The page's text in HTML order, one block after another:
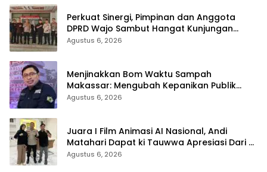
Perkuat Sinergi, Pimpinan dan Anggota
DPRD Wajo Sambut Hangat Kunjungan
Silaturahmi Kapolres Wajo yang Baru
Agustus 6, 2026
Menjinakkan Bom Waktu Sampah
Makassar: Mengubah Kepanikan Publik
Menjadi Revolusi Berbasis RT
Agustus 6, 2026
Juara I Film Animasi AI Nasional, Andi
Matahari Dapat ki Tauwwa Apresiasi Dari
Kapolres Bulukumba
Agustus 6, 2026